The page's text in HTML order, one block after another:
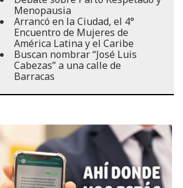
Menopausia
Arrancó en la Ciudad, el 4°
Encuentro de Mujeres de
América Latina y el Caribe
Buscan nombrar “José Luis
Cabezas” a una calle de
Barracas